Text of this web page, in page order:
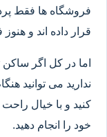
فروشگاه ها فقط
قرار داده اند و
اما در کل اگر ساکن
ندارید می توانید
کنید و با خیال
خود را انجام دهید.